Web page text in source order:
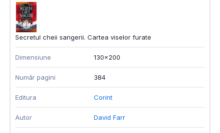
Secretul cheii sangerii. Cartea viselor furate
Dimensiune 130x200
Număr pagini 384
Editura Corint
Autor David Farr